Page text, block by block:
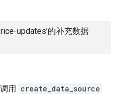
updates’的补充数据
用 create_data_source